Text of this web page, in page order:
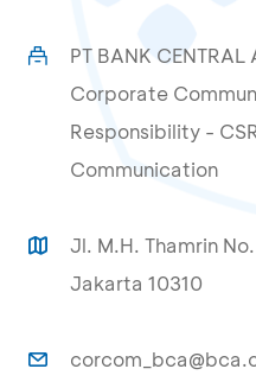
PT BANK CENTRAL
Corporate
Responsibility -
Communication
Jl. M.H. Thamrin
Jakarta 10310